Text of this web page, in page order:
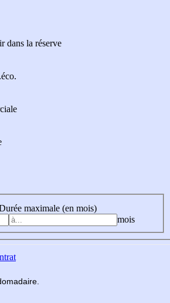
dans la réserve
maximale (en mois)
mois
madaire